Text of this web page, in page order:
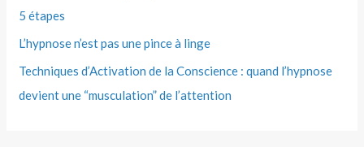
5 étapes
L’hypnose n’est pas une pince à linge
Techniques d’Activation de la Conscience : quand l’hypnose
devient une “musculation” de l’attention